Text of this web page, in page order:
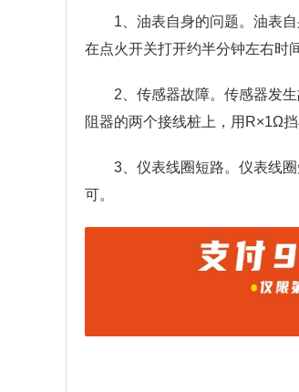
1、油表自身的问题。油表
在点火开关打开约半分钟左右时
2、传感器故障。传感器发
阻器的两个接线桩上，用R×1Ω
3、仪表线圈短路。仪表线
可。